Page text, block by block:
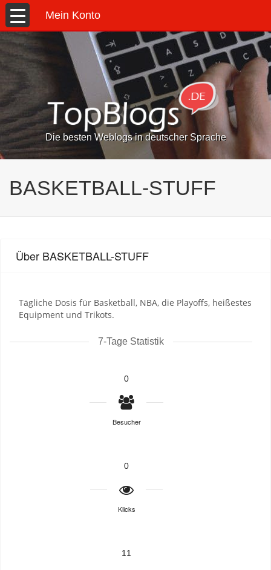
Mein Konto
Die besten Weblogs in deutscher Sprache
BASKETBALL-STUFF
Über BASKETBALL-STUFF
Tägliche Dosis für Basketball, NBA, die Playoffs, heißestes
Equipment und Trikots.
7-Tage Statistik
0
Besucher
0
Klicks
11